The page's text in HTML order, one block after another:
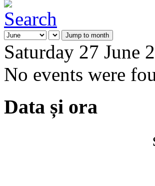
Jump to month
Saturday 27 June
No events were
Data și ora